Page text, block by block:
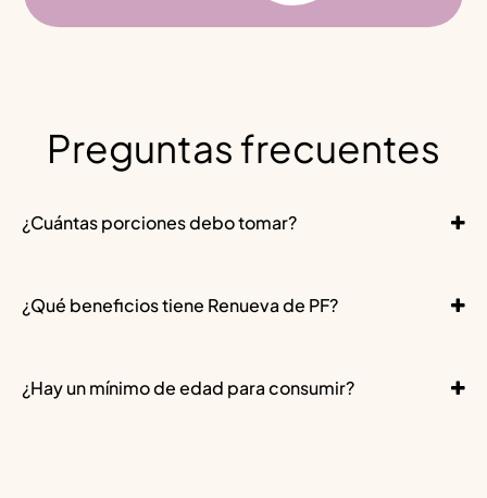
Preguntas frecuentes
¿Cuántas porciones debo tomar?
¿Qué beneficios tiene Renueva de PF?
¿Hay un mínimo de edad para consumir?